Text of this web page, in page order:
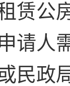
赁公
请人
民政